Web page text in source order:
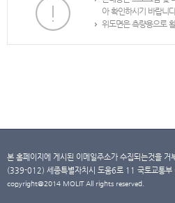
아 확인하시기 바랍니
위도면은 측량용으로
본 홈페이지에 게시된 이메일주소가 수집되는것을
(339-012) 세종특별자치시 도움6로 11 국토교통
copyright@2014 MOLIT All rights reserved.